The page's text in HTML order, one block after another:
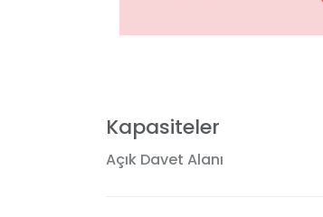
Kapasiteler
Açık Davet Alanı